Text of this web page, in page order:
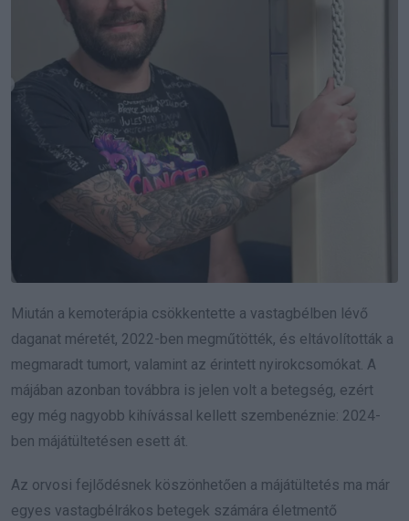
Miután a kemoterápia csökkentette a vastagbélben lévő
daganat méretét, 2022-ben megműtötték, és eltávolították a
megmaradt tumort, valamint az érintett nyirokcsomókat. A
májában azonban továbbra is jelen volt a betegség, ezért
egy még nagyobb kihívással kellett szembenéznie: 2024-
ben májátültetésen esett át.
Az orvosi fejlődésnek köszönhetően a májátültetés ma már
egyes vastagbélrákos betegek számára életmentő